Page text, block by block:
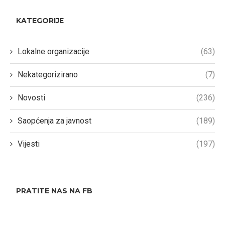
KATEGORIJE
Lokalne organizacije (63)
Nekategorizirano (7)
Novosti (236)
Saopćenja za javnost (189)
Vijesti (197)
PRATITE NAS NA FB